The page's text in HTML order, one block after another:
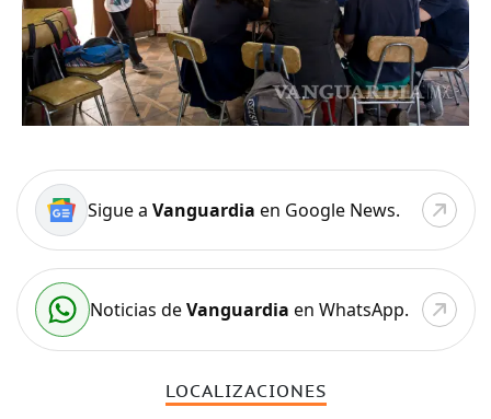
Sigue a Vanguardia en Google News.
Noticias deVanguardia en WhatsApp.
LOCALIZACIONES